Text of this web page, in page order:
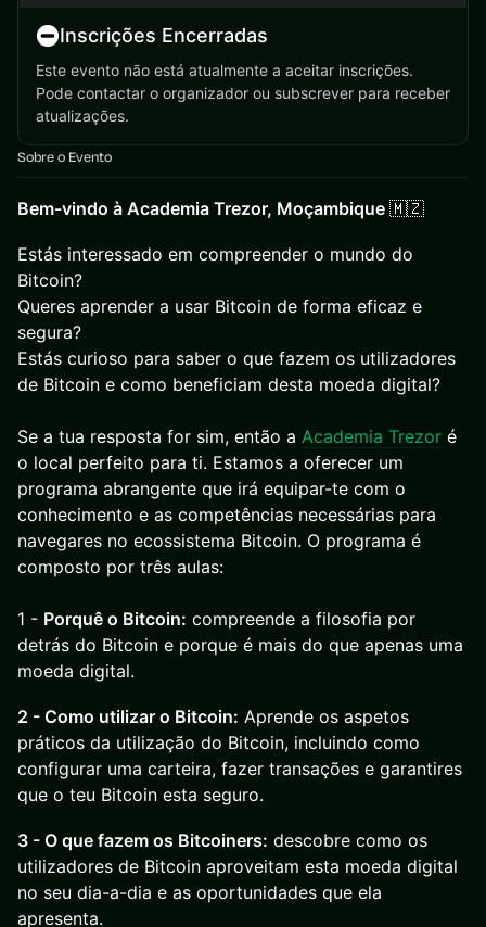
Inscrições Encerradas
Este evento não está atualmente a aceitar inscrições.
Pode contactar o organizador ou subscrever para receber
atualizações.
Sobre o Evento
Bem-vindo à Academia Trezor, Moçambique 🇲🇿
Estás interessado em compreender o mundo do
Bitcoin?
Queres aprender a usar Bitcoin de forma eficaz e
segura?
Estás curioso para saber o que fazem os utilizadores
de Bitcoin e como beneficiam desta moeda digital?
Se a tua resposta for sim, então a Academia Trezor é
o local perfeito para ti. Estamos a oferecer um
programa abrangente que irá equipar-te com o
conhecimento e as competências necessárias para
navegares no ecossistema Bitcoin. O programa é
composto por três aulas:
1 - Porquê o Bitcoin: compreende a filosofia por
detrás do Bitcoin e porque é mais do que apenas uma
moeda digital.
2 - Como utilizar o Bitcoin: Aprende os aspetos
práticos da utilização do Bitcoin, incluindo como
configurar uma carteira, fazer transações e garantires
que o teu Bitcoin esta seguro.
3 - O que fazem os Bitcoiners: descobre como os
utilizadores de Bitcoin aproveitam esta moeda digital
no seu dia-a-dia e as oportunidades que ela
apresenta.